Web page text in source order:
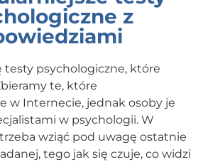
z
testy psychologiczne, które
te, które
w Internecie, jednak osoby je
w psychologii. W
wziąć pod uwagę ostatnie
tego jak się czuje, co widzi